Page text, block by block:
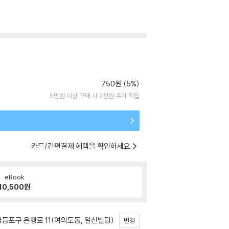
750원 (5%)
5만원 이상 구매 시 2천원 추가 적립
카드/간편결제 혜택을 확인하세요
eBook
원
포구 은행로 11(여의도동, 일신빌딩) 변경